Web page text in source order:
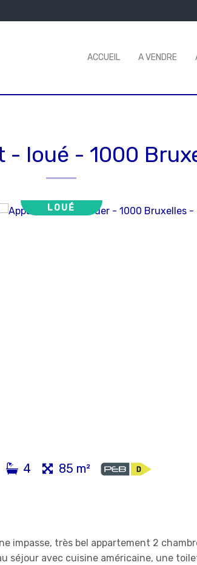
ACCUEIL A VENDRE
- loué - 1000
LOUÉ
4 85 m²
impasse, très bel appartement 2
séjour avec cuisine américaine, une